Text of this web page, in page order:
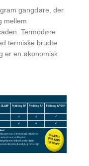
gangdøre, der
mellem
Termodøre
termiske brudte
er en økonomisk